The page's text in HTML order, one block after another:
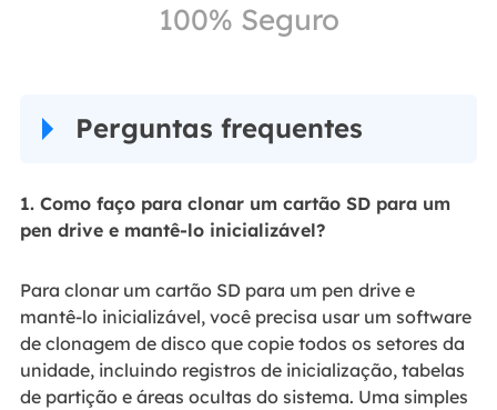
100% Seguro
Perguntas frequentes
1. Como faço para clonar um cartão SD para um
pen drive e mantê-lo inicializável?
Para clonar um cartão SD para um pen drive e
mantê-lo inicializável, você precisa usar um software
de clonagem de disco que copie todos os setores da
unidade, incluindo registros de inicialização, tabelas
de partição e áreas ocultas do sistema. Uma simples